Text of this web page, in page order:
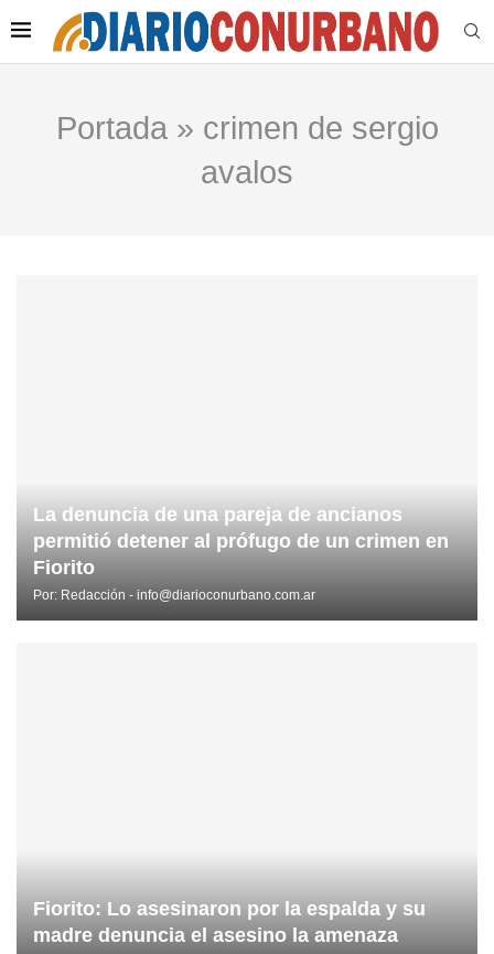
Portada» crimen de sergio
avalos
La denuncia de una pareja de ancianos
permitió detener al prófugo de un crimen en
Fiorito
Por: Redacción - info@diarioconurbano.com.ar
Fiorito: Lo asesinaron por la espalda y su
madre denuncia el asesino la amenaza